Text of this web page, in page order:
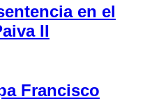
en el
II
Francisco